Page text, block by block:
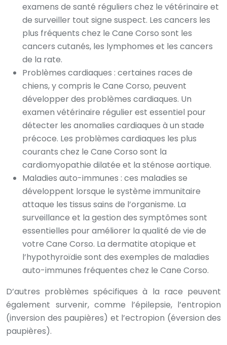
examens de santé réguliers chez le vétérinaire et
de surveiller tout signe suspect. Les cancers les
plus fréquents chez le Cane Corso sont les
cancers cutanés, les lymphomes et les cancers
de la rate.
Problèmes cardiaques : certaines races de
chiens, y compris le Cane Corso, peuvent
développer des problèmes cardiaques. Un
examen vétérinaire régulier est essentiel pour
détecter les anomalies cardiaques à un stade
précoce. Les problèmes cardiaques les plus
courants chez le Cane Corso sont la
cardiomyopathie dilatée et la sténose aortique.
Maladies auto-immunes : ces maladies se
développent lorsque le système immunitaire
attaque les tissus sains de l’organisme. La
surveillance et la gestion des symptômes sont
essentielles pour améliorer la qualité de vie de
votre Cane Corso. La dermatite atopique et
l’hypothyroïdie sont des exemples de maladies
auto-immunes fréquentes chez le Cane Corso.
D’autres problèmes spécifiques à la race peuvent
également survenir, comme l’épilepsie, l’entropion
(inversion des paupières) et l’ectropion (éversion des
paupières).